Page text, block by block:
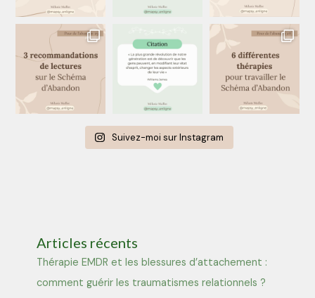
Suivez-moi sur Instagram
Articles récents
Thérapie EMDR et les blessures d’attachement :
comment guérir les traumatismes relationnels ?